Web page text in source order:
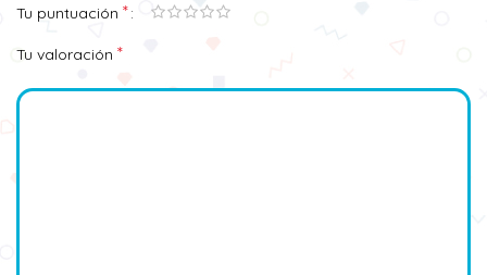
Tu puntuación *
Tu valoración *